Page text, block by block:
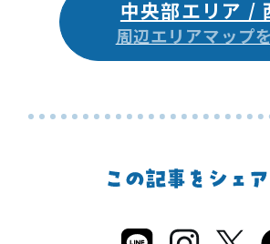
中央部エリア /
周辺エリアマップ